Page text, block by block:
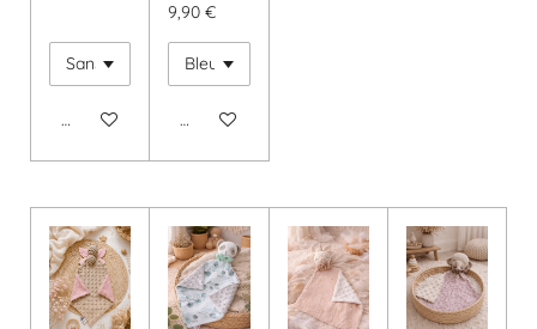
Voir les détails
9,90 €
Voir les détails